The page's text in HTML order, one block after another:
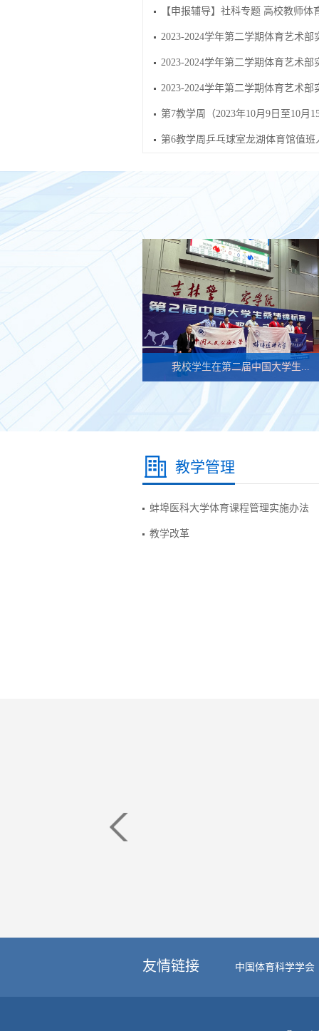
【申报辅导】社科专题 高校教师
2023-2024学年第二学期体育艺术
2023-2024学年第二学期体育艺术
2023-2024学年第二学期体育艺术
第7教学周（2023年10月9日至10月
第6教学周乒乓球室龙湖体育馆值
我校学生在第二届中国大学生...
教学管理
蚌埠医科大学体育课程管理实施办法
教学改革
友情链接 中国体育科学学会